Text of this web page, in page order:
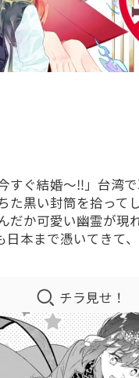
すぐ結婚～‼」台湾
た黒い封筒を拾って
だか可愛い幽霊が現
本まで憑いてきて
チラ見せ！